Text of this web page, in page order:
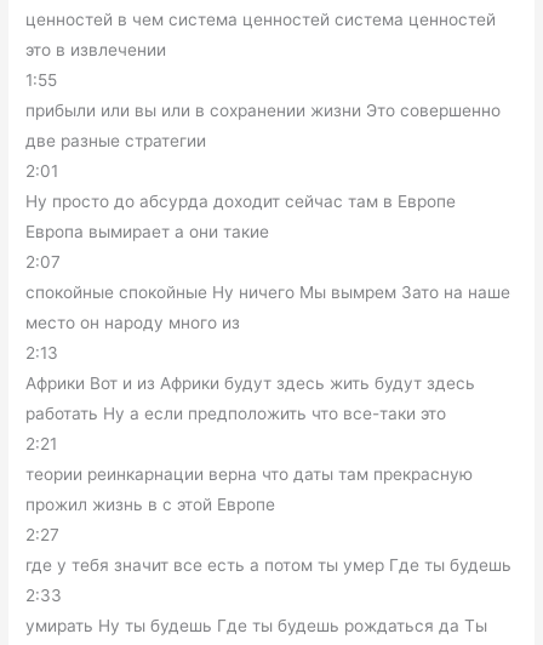
ценностей в чем система ценностей система ценностей
это в извлечении
1:55
прибыли или вы или в сохранении жизни Это совершенно
две разные стратегии
2:01
Ну просто до абсурда доходит сейчас там в Европе
Европа вымирает а они такие
2:07
спокойные спокойные Ну ничего Мы вымрем Зато на наше
место он народу много из
2:13
Африки Вот и из Африки будут здесь жить будут здесь
работать Ну а если предположить что все-таки это
2:21
теории реинкарнации верна что даты там прекрасную
прожил жизнь в с этой Европе
2:27
где у тебя значит все есть а потом ты умер Где ты будешь
2:33
умирать Ну ты будешь Где ты будешь рождаться да Ты